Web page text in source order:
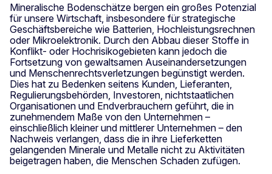
Mineralische Bodenschätze bergen ein großes Potenzial
für unsere Wirtschaft, insbesondere für strategische
Geschäftsbereiche wie Batterien, Hochleistungsrechnen
oder Mikroelektronik. Durch den Abbau dieser Stoffe in
Konflikt- oder Hochrisikogebieten kann jedoch die
Fortsetzung von gewaltsamen Auseinandersetzungen
und Menschenrechtsverletzungen begünstigt werden.
Dies hat zu Bedenken seitens Kunden, Lieferanten,
Regulierungsbehörden, Investoren, nichtstaatlichen
Organisationen und Endverbrauchern geführt, die in
zunehmendem Maße von den Unternehmen –
einschließlich kleiner und mittlerer Unternehmen – den
Nachweis verlangen, dass die in ihre Lieferketten
gelangenden Minerale und Metalle nicht zu Aktivitäten
beigetragen haben, die Menschen Schaden zufügen.